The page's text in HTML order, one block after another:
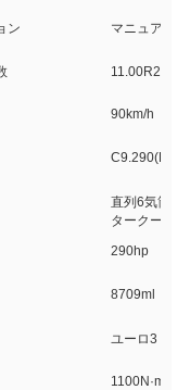
ン マニュアル
11.00R20、
90km/h
直列6気筒、
タークーラー
290hp
8709ml
ユーロ3
1100N·m